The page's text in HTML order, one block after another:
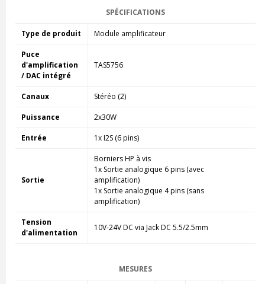
SPÉCIFICATIONS
Type de produit Module amplificateur
Puce
d'amplification
/ DAC intégré
TAS5756
Canaux Stéréo (2)
Puissance 2x30W
Entrée 1x I2S (6 pins)
Sortie
Borniers HP à vis
1x Sortie analogique 6 pins (avec
amplification)
1x Sortie analogique 4 pins (sans
amplification)
Tension
d'alimentation
10V-24V DC via Jack DC 5.5/2.5mm
MESURES